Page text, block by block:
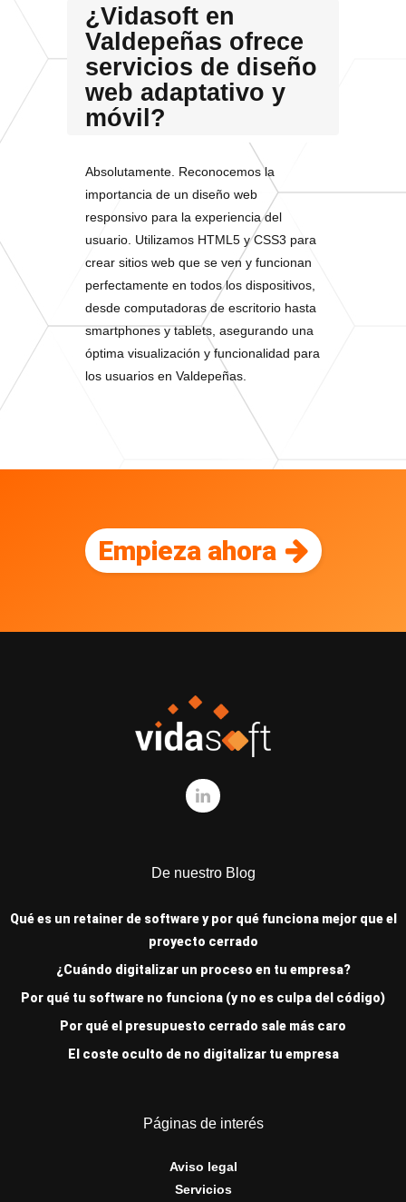
¿Vidasoft en
Valdepeñas ofrece
servicios de diseño
web adaptativo y
móvil?
Absolutamente. Reconocemos la
importancia de un diseño web
responsivo para la experiencia del
usuario. Utilizamos HTML5 y CSS3 para
crear sitios web que se ven y funcionan
perfectamente en todos los dispositivos,
desde computadoras de escritorio hasta
smartphones y tablets, asegurando una
óptima visualización y funcionalidad para
los usuarios en Valdepeñas.
Empieza ahora
De nuestro Blog
Qué es un retainer de software y por qué funciona mejor que el
proyecto cerrado
¿Cuándo digitalizar un proceso en tu empresa?
Por qué tu software no funciona (y no es culpa del código)
Por qué el presupuesto cerrado sale más caro
El coste oculto de no digitalizar tu empresa
Páginas de interés
Aviso legal
Servicios